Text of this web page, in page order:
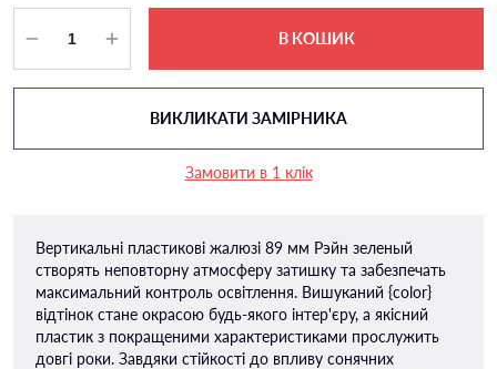
В КОШИК
ВИКЛИКАТИ ЗАМІРНИКА
Замовити в 1 клік
Вертикальні пластикові жалюзі 89 мм Рэйн зеленый
створять неповторну атмосферу затишку та забезпечать
максимальний контроль освітлення. Вишуканий {color}
відтінок стане окрасою будь-якого інтер'єру, а якісний
пластик з покращеними характеристиками прослужить
довгі роки. Завдяки стійкості до впливу сонячних